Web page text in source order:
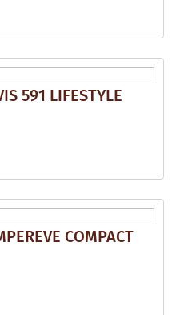
591 LIFESTYLE
COMPACT